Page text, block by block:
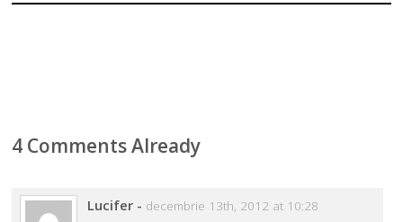
4 Comments Already
Lucifer - decembrie 13th, 2012 at 10:28